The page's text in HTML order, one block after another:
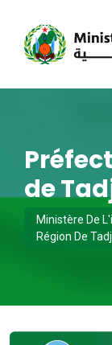
de
Ministère De
Région De